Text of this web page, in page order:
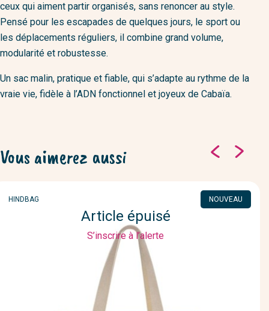
ceux qui aiment partir organisés, sans renoncer au style.
Pensé pour les escapades de quelques jours, le sport ou
les déplacements réguliers, il combine grand volume,
modularité et robustesse.
Un sac malin, pratique et fiable, qui s’adapte au rythme de la
vraie vie, fidèle à l’ADN fonctionnel et joyeux de Cabaïa.
Vous aimerez aussi
MARQUE
HINDBAG NOUVEAU
Article épuisé
S’inscrire à l’alerte